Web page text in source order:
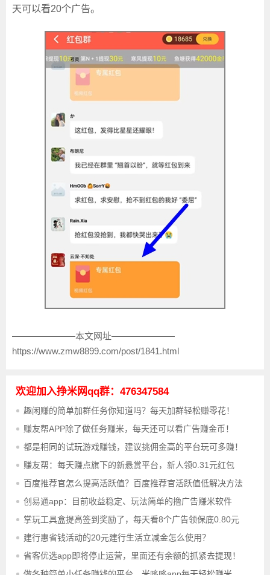
天可以看20个广告。
———————本文网址———————
https://www.zmw8899.com/post/1841.html
欢迎加入挣米网qq群：476347584
趣闲赚的简单加群任务你知道吗？每天加群轻松赚零花！
赚友帮APP除了做任务赚米，每天还可以看广告赚金币！
都是相同的试玩游戏赚钱，建议挑佣金高的平台玩可多赚！
赚友帮：每天赚点旗下的新悬赏平台，新人领0.31元红包
百度推荐官怎么提高活跃值？百度推荐官活跃值低解决方法
创易通app：目前收益稳定、玩法简单的撸广告赚米软件
掌玩工具盒提高签到奖励了，每天看8个广告领保底0.80元
建行惠省钱活动的20元建行生活立减金怎么使用？
省客优选app即将停止运营，里面还有余额的抓紧去提现！